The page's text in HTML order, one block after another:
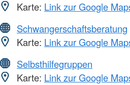
Karte: Link zur Google
Schwangerschaftsberatung
Karte: Link zur Google
Selbsthilfegruppen
Karte: Link zur Google